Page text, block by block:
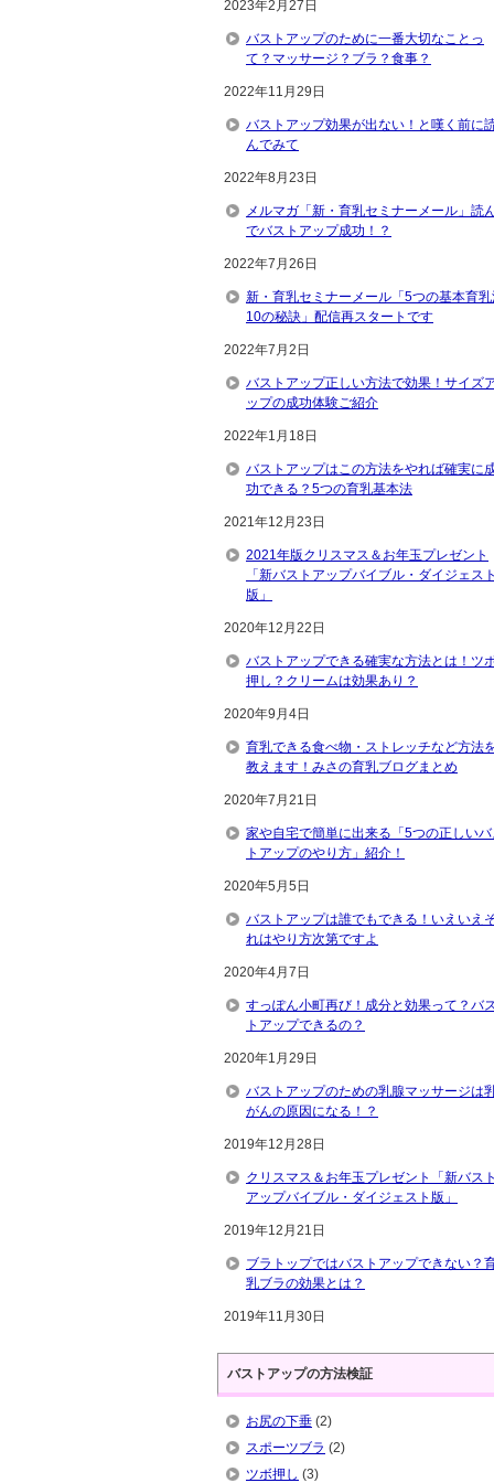
2023年2月27日
バストアップのために一番大切なことっ
て？マッサージ？ブラ？食事？
2022年11月29日
バストアップ効果が出ない！と嘆く前に
んでみて
2022年8月23日
メルマガ「新・育乳セミナーメール」読
でバストアップ成功！？
2022年7月26日
新・育乳セミナーメール「5つの基本育
10の秘訣」配信再スタートです
2022年7月2日
バストアップ正しい方法で効果！サイズ
ップの成功体験ご紹介
2022年1月18日
バストアップはこの方法をやれば確実に
功できる？5つの育乳基本法
2021年12月23日
2021年版クリスマス＆お年玉プレゼント
「新バストアップバイブル・ダイジェスト
版」
2020年12月22日
バストアップできる確実な方法とは！ツ
押し？クリームは効果あり？
2020年9月4日
育乳できる食べ物・ストレッチなど方法
教えます！みさの育乳ブログまとめ
2020年7月21日
家や自宅で簡単に出来る「5つの正しいバ
トアップのやり方」紹介！
2020年5月5日
バストアップは誰でもできる！いえいえ
れはやり方次第ですよ
2020年4月7日
すっぽん小町再び！成分と効果って？バ
トアップできるの？
2020年1月29日
バストアップのための乳腺マッサージは
がんの原因になる！？
2019年12月28日
クリスマス＆お年玉プレゼント「新バスト
アップバイブル・ダイジェスト版」
2019年12月21日
ブラトップではバストアップできない？
乳ブラの効果とは？
2019年11月30日
バストアップの方法検証
お尻の下垂 (2)
スポーツブラ (2)
ツボ押し (3)